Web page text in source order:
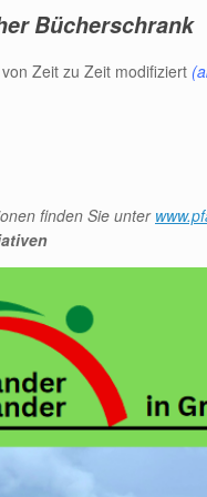
Bücherschrank
Zeit zu Zeit modifiziert
finden Sie unter